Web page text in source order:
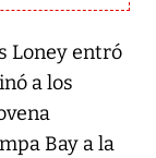
Loney entró
a los
Bay a la